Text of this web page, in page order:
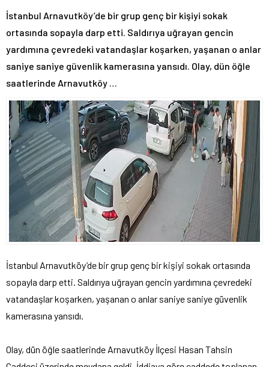
İstanbul Arnavutköy’de bir grup genç bir kişiyi sokak
ortasında sopayla darp etti. Saldırıya uğrayan gencin
yardımına çevredeki vatandaşlar koşarken, yaşanan o anlar
saniye saniye güvenlik kamerasına yansıdı. Olay, dün öğle
saatlerinde Arnavutköy …
İstanbul Arnavutköy’de bir grup genç bir kişiyi sokak ortasında
sopayla darp etti. Saldırıya uğrayan gencin yardımına çevredeki
vatandaşlar koşarken, yaşanan o anlar saniye saniye güvenlik
kamerasına yansıdı.
Olay, dün öğle saatlerinde Arnavutköy İlçesi Hasan Tahsin